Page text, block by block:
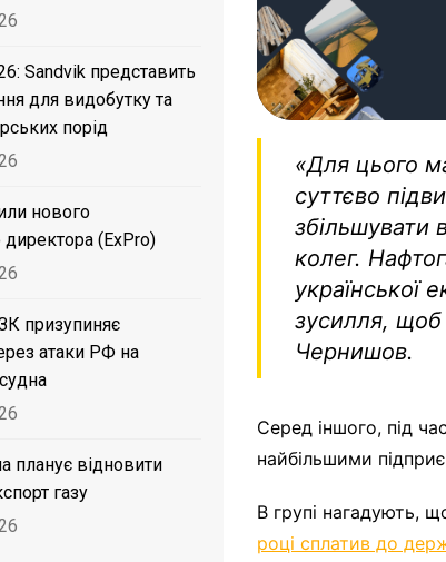
«Для цього
суттєво
збільшувати
колег.
української
зусилля, щоб
Чернишов.
Серед іншого, під
найбільшими
В групі нагадують,
році сплатив до
Sandvik представить
для видобутку та
порід
нового
(ExPro)
призупиняє
атаки РФ на
планує відновити
газу